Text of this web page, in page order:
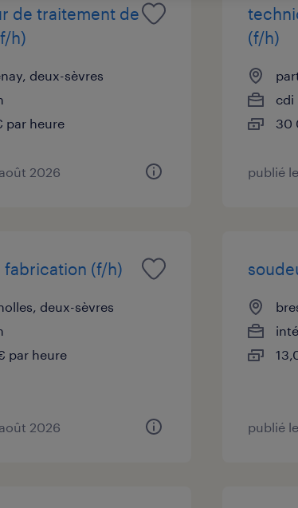
de traitement de
h)
deux-sèvres
par heure
2026
(f/h)
cdi
30
publié
fabrication (f/h)
deux-sèvres
par heure
2026 publié